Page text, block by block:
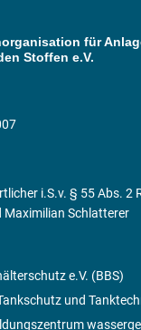
für
Stoffen e.V.
i.S.v. § 55 Abs. 2
Maximilian Schlatterer
e.V. (BBS)
und